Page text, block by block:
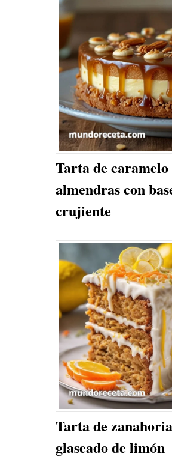
Tarta de
almendras con
crujiente
Tarta de
glaseado de limón